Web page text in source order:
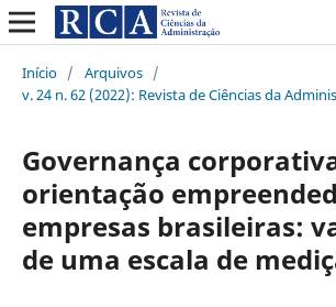
Início / Arquivos /
v. 24 n. 62 (2022): Revista de Ciências da
Governança
orientação
empresas brasileiras:
de uma escala de